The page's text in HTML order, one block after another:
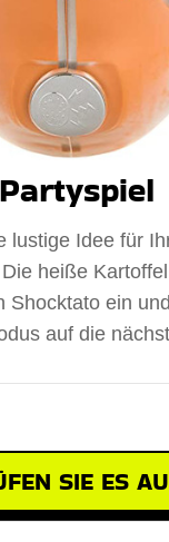
lustige Idee für
heiße
Shocktato ein
auf die
SIE ES